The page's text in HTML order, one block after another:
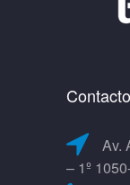
Av.
– 1º